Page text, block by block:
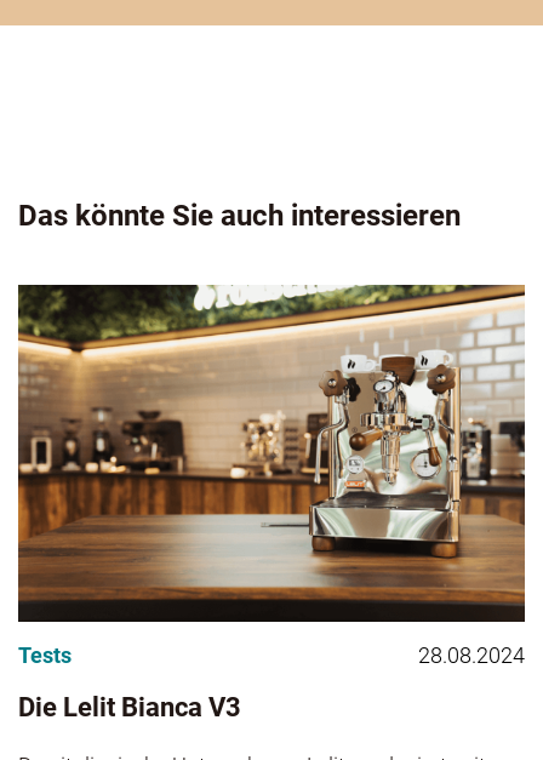
Das könnte Sie auch interessieren
Tests 28.08.2024
Die Lelit Bianca V3